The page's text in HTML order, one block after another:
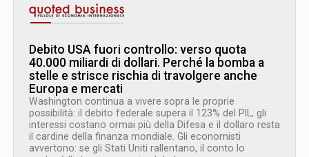
Debito USA fuori controllo: verso quota
40.000 miliardi di dollari. Perché la bomba a
stelle e strisce rischia di travolgere anche
Europa e mercati
Washington continua a vivere sopra le proprie
possibilità: il debito federale supera il 123% del PIL, gli
interessi costano ormai più della Difesa e il dollaro resta
il cardine della finanza mondiale. Gli economisti
avvertono: se gli Stati Uniti rallentano, il conto lo